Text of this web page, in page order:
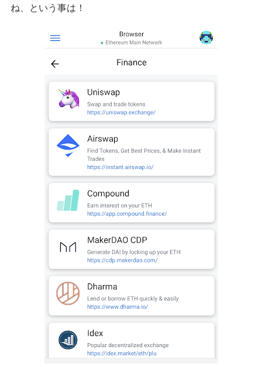
ね、という事は！